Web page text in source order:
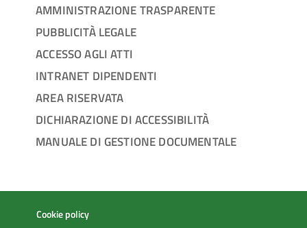
AMMINISTRAZIONE TRASPARENTE
PUBBLICITÀ LEGALE
ACCESSO AGLI ATTI
INTRANET DIPENDENTI
AREA RISERVATA
DICHIARAZIONE DI ACCESSIBILITÀ
MANUALE DI GESTIONE DOCUMENTALE
Cookie policy